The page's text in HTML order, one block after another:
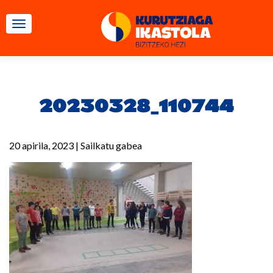
TOGGLE NAVIGATION
20230328_110744
20 apirila, 2023 | Sailkatu gabea